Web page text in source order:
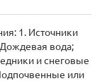
1. Источники
вода;
и снеговые
или